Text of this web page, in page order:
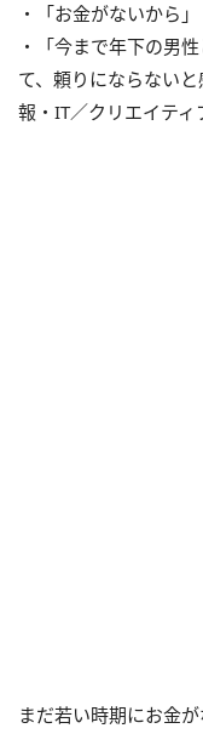
・「お金がないから
・「今まで年下の男
て、頼りにならない
報・IT／クリエイティ
まだ若い時期にお金